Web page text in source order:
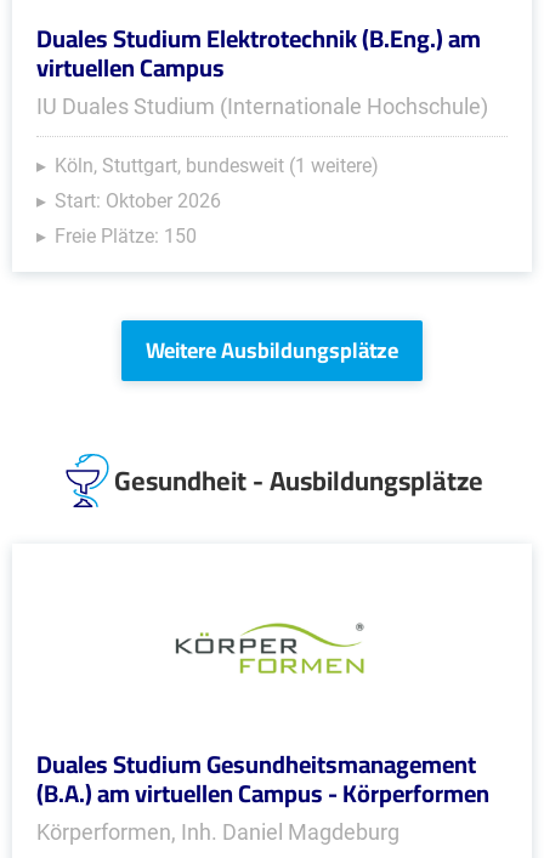
Duales Studium Elektrotechnik (B.Eng.) am
virtuellen Campus
IU Duales Studium (Internationale Hochschule)
Köln, Stuttgart, bundesweit (1 weitere)
Start: Oktober 2026
Freie Plätze: 150
Weitere Ausbildungsplätze
Gesundheit - Ausbildungsplätze
Duales Studium Gesundheitsmanagement
(B.A.) am virtuellen Campus - Körperformen
Körperformen, Inh. Daniel Magdeburg